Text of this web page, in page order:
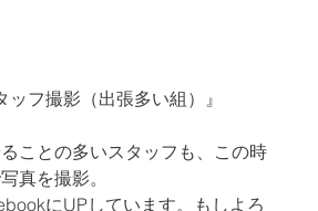
ッフ撮影（出張多い組）』
ことの多いスタッフも、この時
真を撮影。
にUPしています。もしよろ